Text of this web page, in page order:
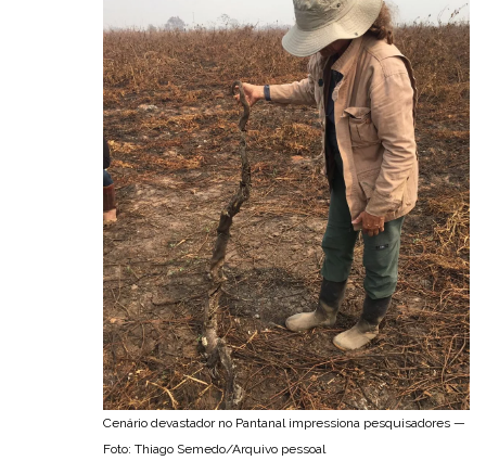
Cenário devastador no Pantanal impressiona pesquisadores —
Foto: Thiago Semedo/Arquivo pessoal